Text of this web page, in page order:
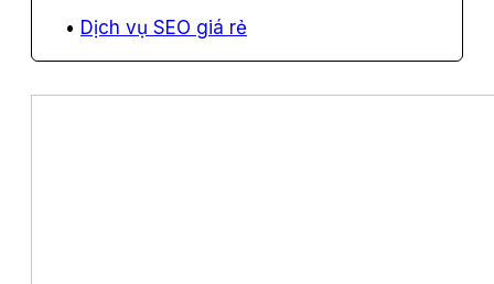
Dịch vụ SEO giá rẻ